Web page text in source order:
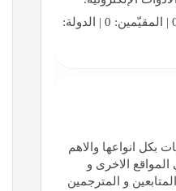
بكل انواعها والاهم
المواقع الاخرى و
و المترجمين